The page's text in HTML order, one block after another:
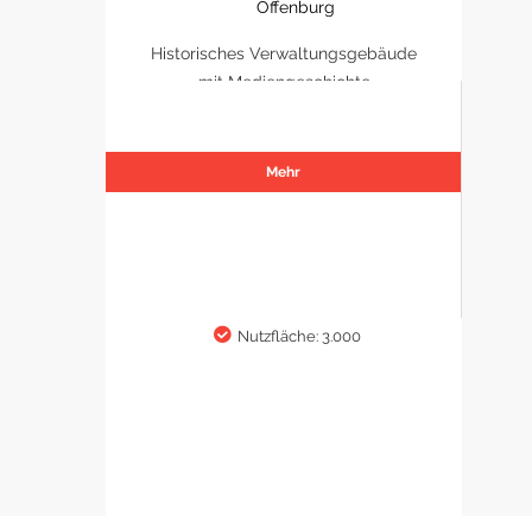
Offenburg
Historisches Verwaltungsgebäude
mit Mediengeschichte
Mehr
Nutzfläche: 3.000